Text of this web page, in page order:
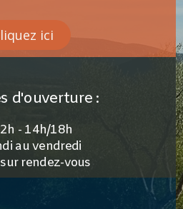
ici
d'ouverture :
- 14h/18h
au vendredi
rendez-vous